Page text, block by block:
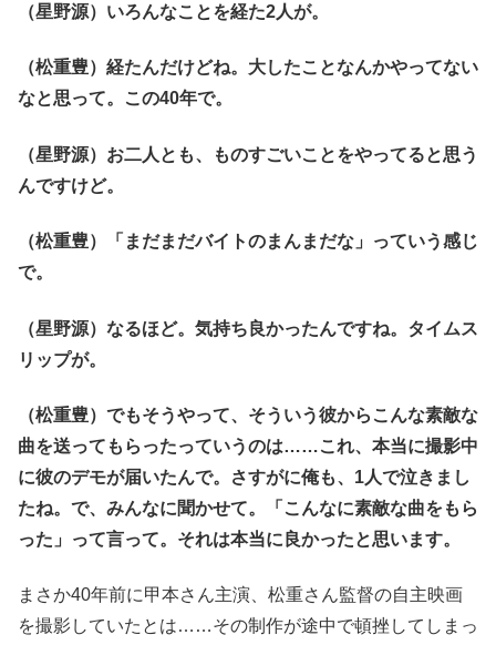
（星野源）いろんなことを経た2人が。
（松重豊）経たんだけどね。大したことなんかやってない
なと思って。この40年で。
（星野源）お二人とも、ものすごいことをやってると思う
んですけど。
（松重豊）「まだまだバイトのまんまだな」っていう感じ
で。
（星野源）なるほど。気持ち良かったんですね。タイムス
リップが。
（松重豊）でもそうやって、そういう彼からこんな素敵な
曲を送ってもらったっていうのは……これ、本当に撮影中
に彼のデモが届いたんで。さすがに俺も、1人で泣きまし
たね。で、みんなに聞かせて。「こんなに素敵な曲をもら
った」って言って。それは本当に良かったと思います。
まさか40年前に甲本さん主演、松重さん監督の自主映画
を撮影していたとは……その制作が途中で頓挫してしまっ